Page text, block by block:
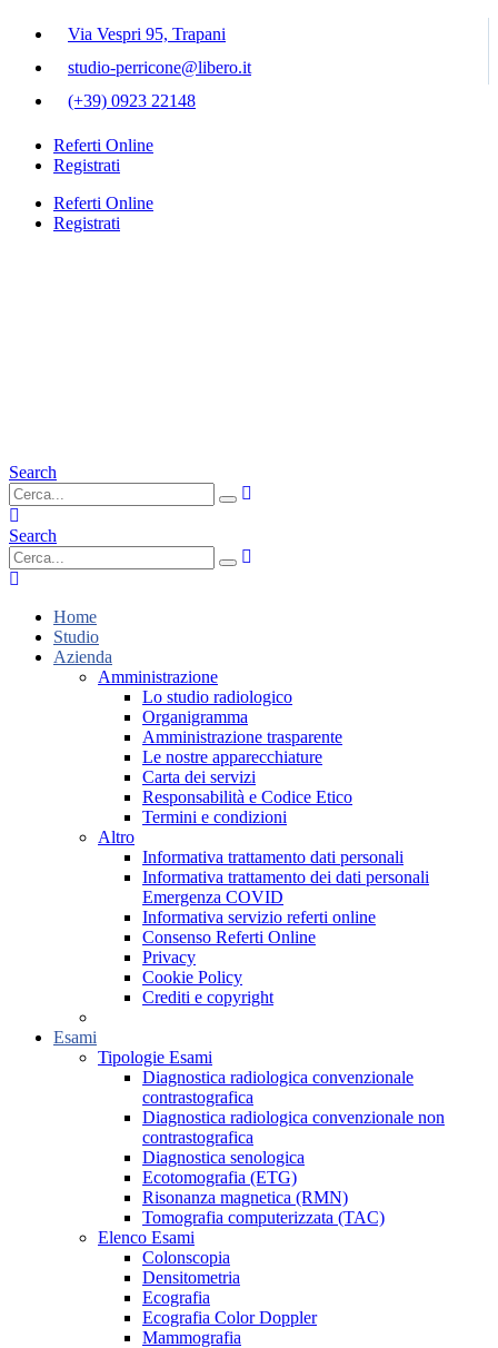
Via Vespri 95, Trapani
studio-perricone@libero.it
(+39) 0923 22148
Referti Online
Registrati
Referti Online
Registrati
Search
Search
Home
Studio
Azienda
Amministrazione
Lo studio radiologico
Organigramma
Amministrazione trasparente
Le nostre apparecchiature
Carta dei servizi
Responsabilità e Codice Etico
Termini e condizioni
Altro
Informativa trattamento dati personali
Informativa trattamento dei dati personali
Emergenza COVID
Informativa servizio referti online
Consenso Referti Online
Privacy
Cookie Policy
Crediti e copyright
Esami
Tipologie Esami
Diagnostica radiologica convenzionale
contrastografica
Diagnostica radiologica convenzionale non
contrastografica
Diagnostica senologica
Ecotomografia (ETG)
Risonanza magnetica (RMN)
Tomografia computerizzata (TAC)
Elenco Esami
Colonscopia
Densitometria
Ecografia
Ecografia Color Doppler
Mammografia